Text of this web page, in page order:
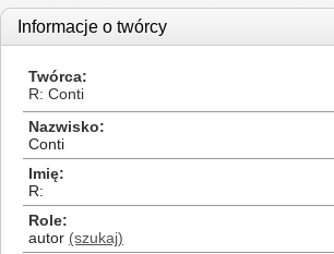
Informacje o twórcy
Twórca
R: Conti
Nazwisko
Conti
Imię
R:
Role
autor (szukaj)